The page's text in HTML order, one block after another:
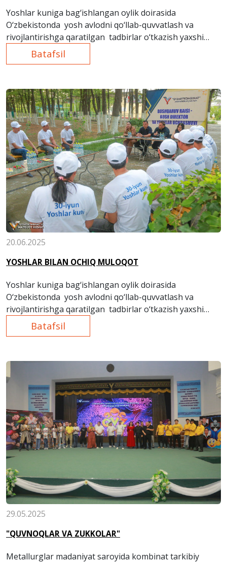
Yoshlar kuniga bag‘ishlangan oylik doirasida
O‘zbekistonda yosh avlodni qo‘llab-quvvatlash va
rivojlantirishga qaratilgan tadbirlar o‘tkazish yaxshi
an’anaga aylangan.
Batafsil
20.06.2025
YOSHLAR BILAN OCHIQ MULOQOT
Yoshlar kuniga bag‘ishlangan oylik doirasida
O‘zbekistonda yosh avlodni qo‘llab-quvvatlash va
rivojlantirishga qaratilgan tadbirlar o‘tkazish yaxshi
an’anaga aylangan.
Batafsil
29.05.2025
"QUVNOQLAR VA ZUKKOLAR"
Metallurglar madaniyat saroyida kombinat tarkibiy